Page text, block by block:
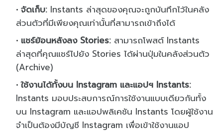
จัดเก็บ: Instants ล่าสุดของคุณจะถูกบันทึกไว้ในคลัง
ส่วนตัวที่มีเพียงคุณเท่านั้นที่สามารถเข้าถึงได้
แชร์ย้อนหลังลง Stories: สามารถโพสต์ Instants
ล่าสุดที่คุณแชร์ไปยัง Stories ได้ผ่านปุ่มในคลังส่วนตัว
(Archive)
ใช้งานได้ทั้งบน Instagram และแอปฯ Instants:
Instants มอบประสบการณ์การใช้งานแบบเดียวกันทั้ง
บน Instagram และแอปพลิเคชัน Instants โดยผู้ใช้งาน
จำเป็นต้องมีบัญชี Instagram เพื่อเข้าใช้งานแอป